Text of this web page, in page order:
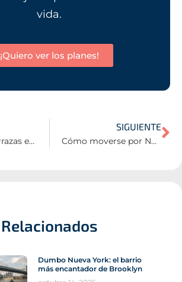
vida.
¡Quiero ver los planes!
Las mejores terrazas en Nueva York
SIGUIENTE
Cómo moverse por Nueva York
Relacionados
Dumbo Nueva York: el barrio
más encantador de Brooklyn